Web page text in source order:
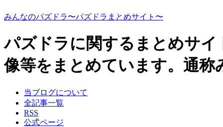
みんなのパズドラ〜パズドラまとめサイト〜
パズドラに関するまとめサ
像等をまとめています。通称
当ブログについて
全記事一覧
RSS
公式ページ